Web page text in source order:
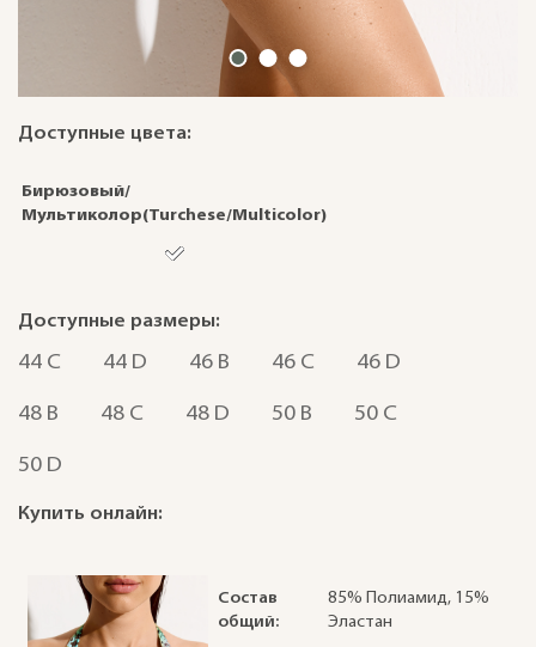
Доступные цвета:
Бирюзовый/
Мультиколор(Turchese/Multicolor)
Доступные размеры:
44 C 44 D 46 B 46 C 46 D
48 B 48 C 48 D 50 B 50 C
50 D
Купить онлайн:
Состав
общий:
85% Полиамид, 15%
Эластан